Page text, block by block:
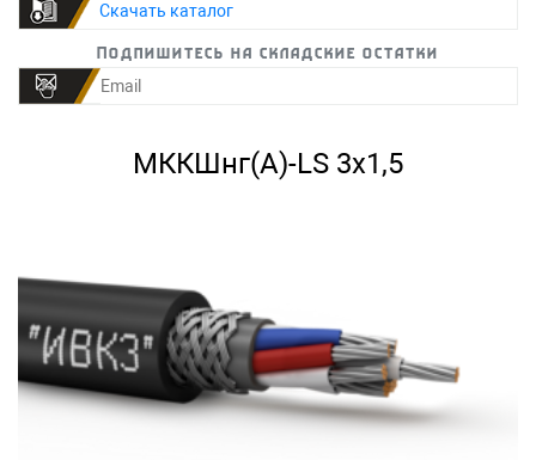
Скачать каталог
Подпишитесь на складские остатки
МККШнг(А)-LS 3х1,5